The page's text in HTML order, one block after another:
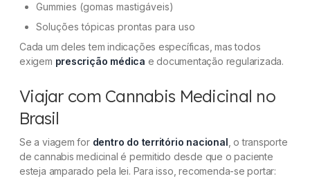
Gummies (gomas mastigáveis)
Soluções tópicas prontas para uso
Cada um deles tem indicações específicas, mas todos
exigem prescrição médica e documentação regularizada.
Viajar com Cannabis Medicinal no
Brasil
Se a viagem for dentro do território nacional , o transporte
de cannabis medicinal é permitido desde que o paciente
esteja amparado pela lei. Para isso, recomenda-se portar: